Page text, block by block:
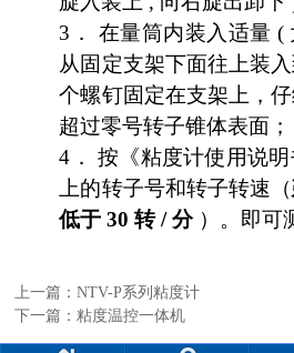
3．
在量筒内装入适量 (
从固定支架下面往上装
个螺钉固定在支架上，
超过零号转子锥体表面；
4．
按《粘度计使用说
上的转子号和转子转速（
低于 30 转 / 分 ）。即可
上一篇：NTV-P系列粘度计
下一篇：粘度温控一体机